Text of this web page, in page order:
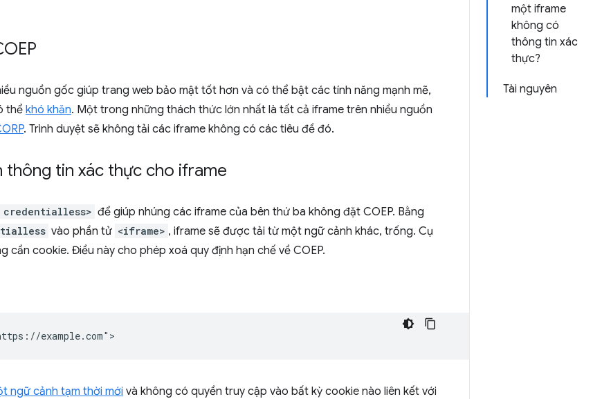
một iframe
không có
thông tin xác
thực?
Tài nguyên
nguồn gốc giúp trang web bảo mật tốt hơn và có thể bật các tính năng mạnh mẽ,
thể khó khăn. Một trong những thách thức lớn nhất là tất cả iframe trên nhiều nguồn
. Trình duyệt sẽ không tải các iframe không có các tiêu đề đó.
thông tin xác thực cho iframe
credentialless> để giúp nhúng các iframe của bên thứ ba không đặt COEP. Bằng
vào phần tử <iframe> , iframe sẽ được tải từ một ngữ cảnh khác, trống. Cụ
cần cookie. Điều này cho phép xoá quy định hạn chế về COEP.
ngữ cảnh tạm thời mới và không có quyền truy cập vào bất kỳ cookie nào liên kết với